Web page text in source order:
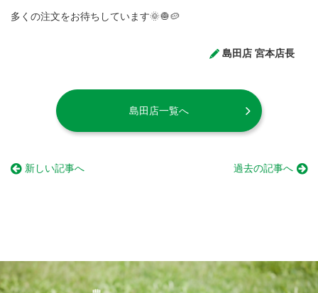
多くの注文をお待ちしています🌞🧅🥔
島田店 宮本店長
島田店一覧へ
新しい記事へ 過去の記事へ